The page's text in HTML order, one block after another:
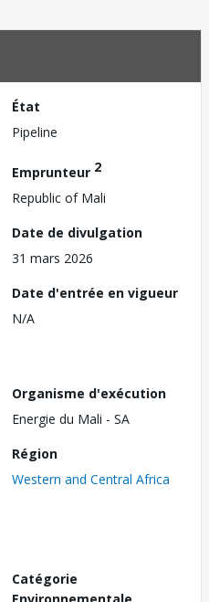
État
Pipeline
Emprunteur 2
Republic of Mali
Date de divulgation
31 mars 2026
Date d'entrée en vigueur
N/A
Organisme d'exécution
Energie du Mali - SA
Région
Western and Central Africa
Catégorie